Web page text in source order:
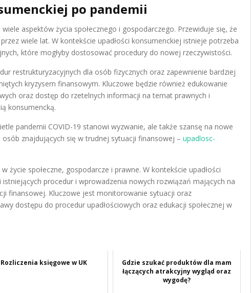
po pandemii
wiele aspektów życia społecznego i gospodarczego. Przewiduje się, że
wiele lat. W kontekście upadłości konsumenckiej istnieje potrzeba
które mogłyby dostosować procedury do nowej rzeczywistości.
restrukturyzacyjnych dla osób fizycznych oraz zapewnienie bardziej
kryzysem finansowym. Kluczowe będzie również edukowanie
oraz dostęp do rzetelnych informacji na temat prawnych i
konsumencką.
pandemii COVID-19 stanowi wyzwanie, ale także szansę na nowe
znajdujących się w trudnej sytuacji finansowej – upadlosc-
życie społeczne, gospodarcze i prawne. W kontekście upadłości
procedur i wprowadzenia nowych rozwiązań mających na
finansowej. Kluczowe jest monitorowanie sytuacji oraz
dostępu do procedur upadłościowych oraz edukacji społecznej w
Rozliczenia księgowe w UK
Gdzie szukać produktów dla mam
łączących atrakcyjny wygląd oraz
wygodę?